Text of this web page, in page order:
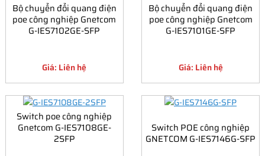
Bộ chuyển đổi quang điện
poe công nghiệp Gnetcom
G-IES7102GE-SFP
Giá: Liên hệ
Bộ chuyển đổi quang điện
poe công nghiệp Gnetcom
G-IES7101GE-SFP
Giá: Liên hệ
Switch poe công nghiệp
Gnetcom G-IES7108GE-
2SFP
Switch POE công nghiệp
GNETCOM G-IES7146G-SFP